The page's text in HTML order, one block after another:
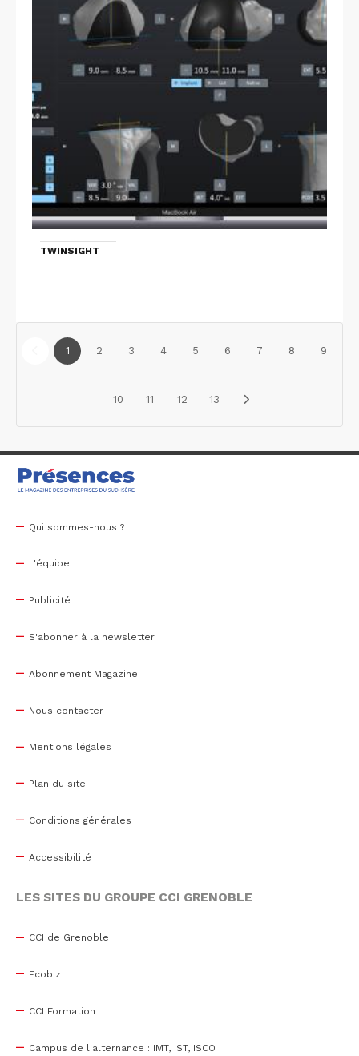
TWINSIGHT
1 2 3 4 5 6 7 8 9
10 11 12 13
Qui sommes-nous ?
L'équipe
Publicité
S'abonner à la newsletter
Abonnement Magazine
Nous contacter
Mentions légales
Plan du site
Conditions générales
Accessibilité
LES SITES DU GROUPE CCI GRENOBLE
CCI de Grenoble
Ecobiz
CCI Formation
Campus de l'alternance : IMT, IST, ISCO